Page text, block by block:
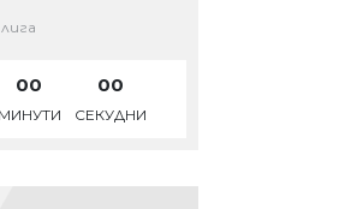
00
МИНУТИ
00
СЕКУДНИ